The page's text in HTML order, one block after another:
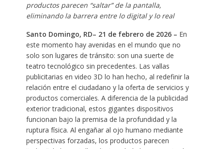
productos parecen “saltar” de la pantalla,
eliminando la barrera entre lo digital y lo real
Santo Domingo, RD– 21 de febrero de 2026 – En
este momento hay avenidas en el mundo que no
solo son lugares de tránsito: son una suerte de
teatro tecnológico sin precedentes. Las vallas
publicitarias en video 3D lo han hecho, al redefinir la
relación entre el ciudadano y la oferta de servicios y
productos comerciales. A diferencia de la publicidad
exterior tradicional, estos gigantes dispositivos
funcionan bajo la premisa de la profundidad y la
ruptura física. Al engañar al ojo humano mediante
perspectivas forzadas, los productos parecen